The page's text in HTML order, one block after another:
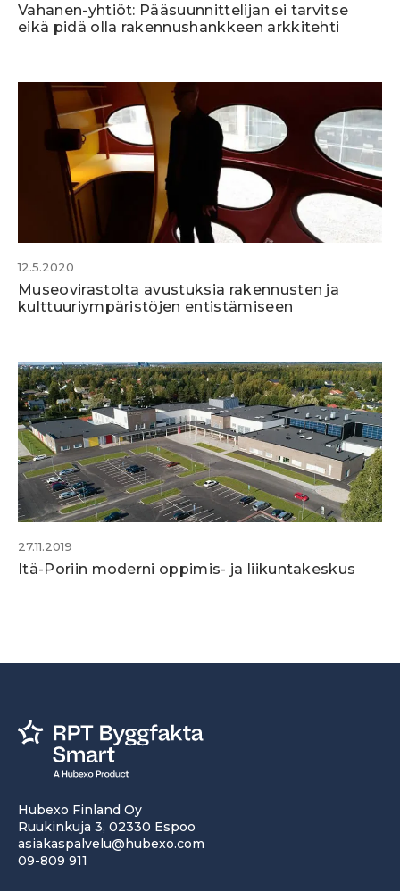
Vahanen-yhtiöt: Pääsuunnittelijan ei tarvitse
eikä pidä olla rakennushankkeen arkkitehti
12.5.2020
Museovirastolta avustuksia rakennusten ja
kulttuuriympäristöjen entistämiseen
27.11.2019
Itä-Poriin moderni oppimis- ja liikuntakeskus
Hubexo Finland Oy
Ruukinkuja 3, 02330 Espoo
asiakaspalvelu@hubexo.com
09-809 911